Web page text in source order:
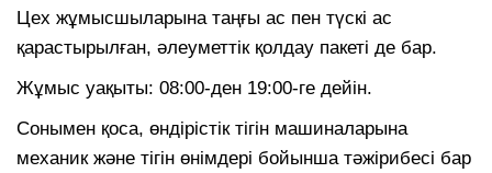
Цех жұмысшыларына таңғы ас пен түскі ас
қарастырылған, әлеуметтік қолдау пакеті де бар.
Жұмыс уақыты: 08:00-ден 19:00-ге дейін.
Сонымен қоса, өндірістік тігін машиналарына
механик және тігін өнімдері бойынша тәжірибесі бар